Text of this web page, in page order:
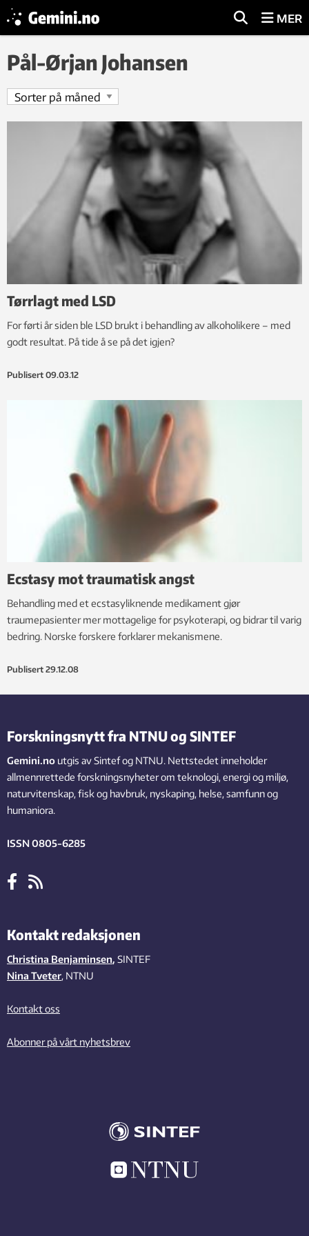
MER
Pål-Ørjan Johansen
Tørrlagt med LSD
For førti år siden ble LSD brukt i behandling av alkoholikere – med
godt resultat. På tide å se på det igjen?
Publisert 09.03.12
Ecstasy mot traumatisk angst
Behandling med et ecstasyliknende medikament gjør
traumepasienter mer mottagelige for psykoterapi, og bidrar til varig
bedring. Norske forskere forklarer mekanismene.
Publisert 29.12.08
Forskningsnytt fra NTNU og SINTEF
Gemini.no utgis av Sintef og NTNU. Nettstedet inneholder
allmennrettede forskningsnyheter om teknologi, energi og miljø,
naturvitenskap, fisk og havbruk, nyskaping, helse, samfunn og
humaniora.
ISSN 0805-6285
Kontakt redaksjonen
Christina Benjaminsen, SINTEF
Nina Tveter, NTNU
Kontakt oss
Abonner på vårt nyhetsbrev